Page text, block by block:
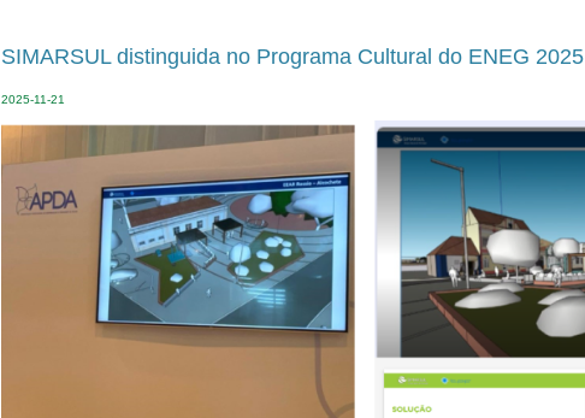
SIMARSUL distinguida no Programa Cultural do ENEG 2025
2025-11-21